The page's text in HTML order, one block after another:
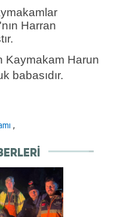
Harran
Kaymakam Harun
babasıdır.
,